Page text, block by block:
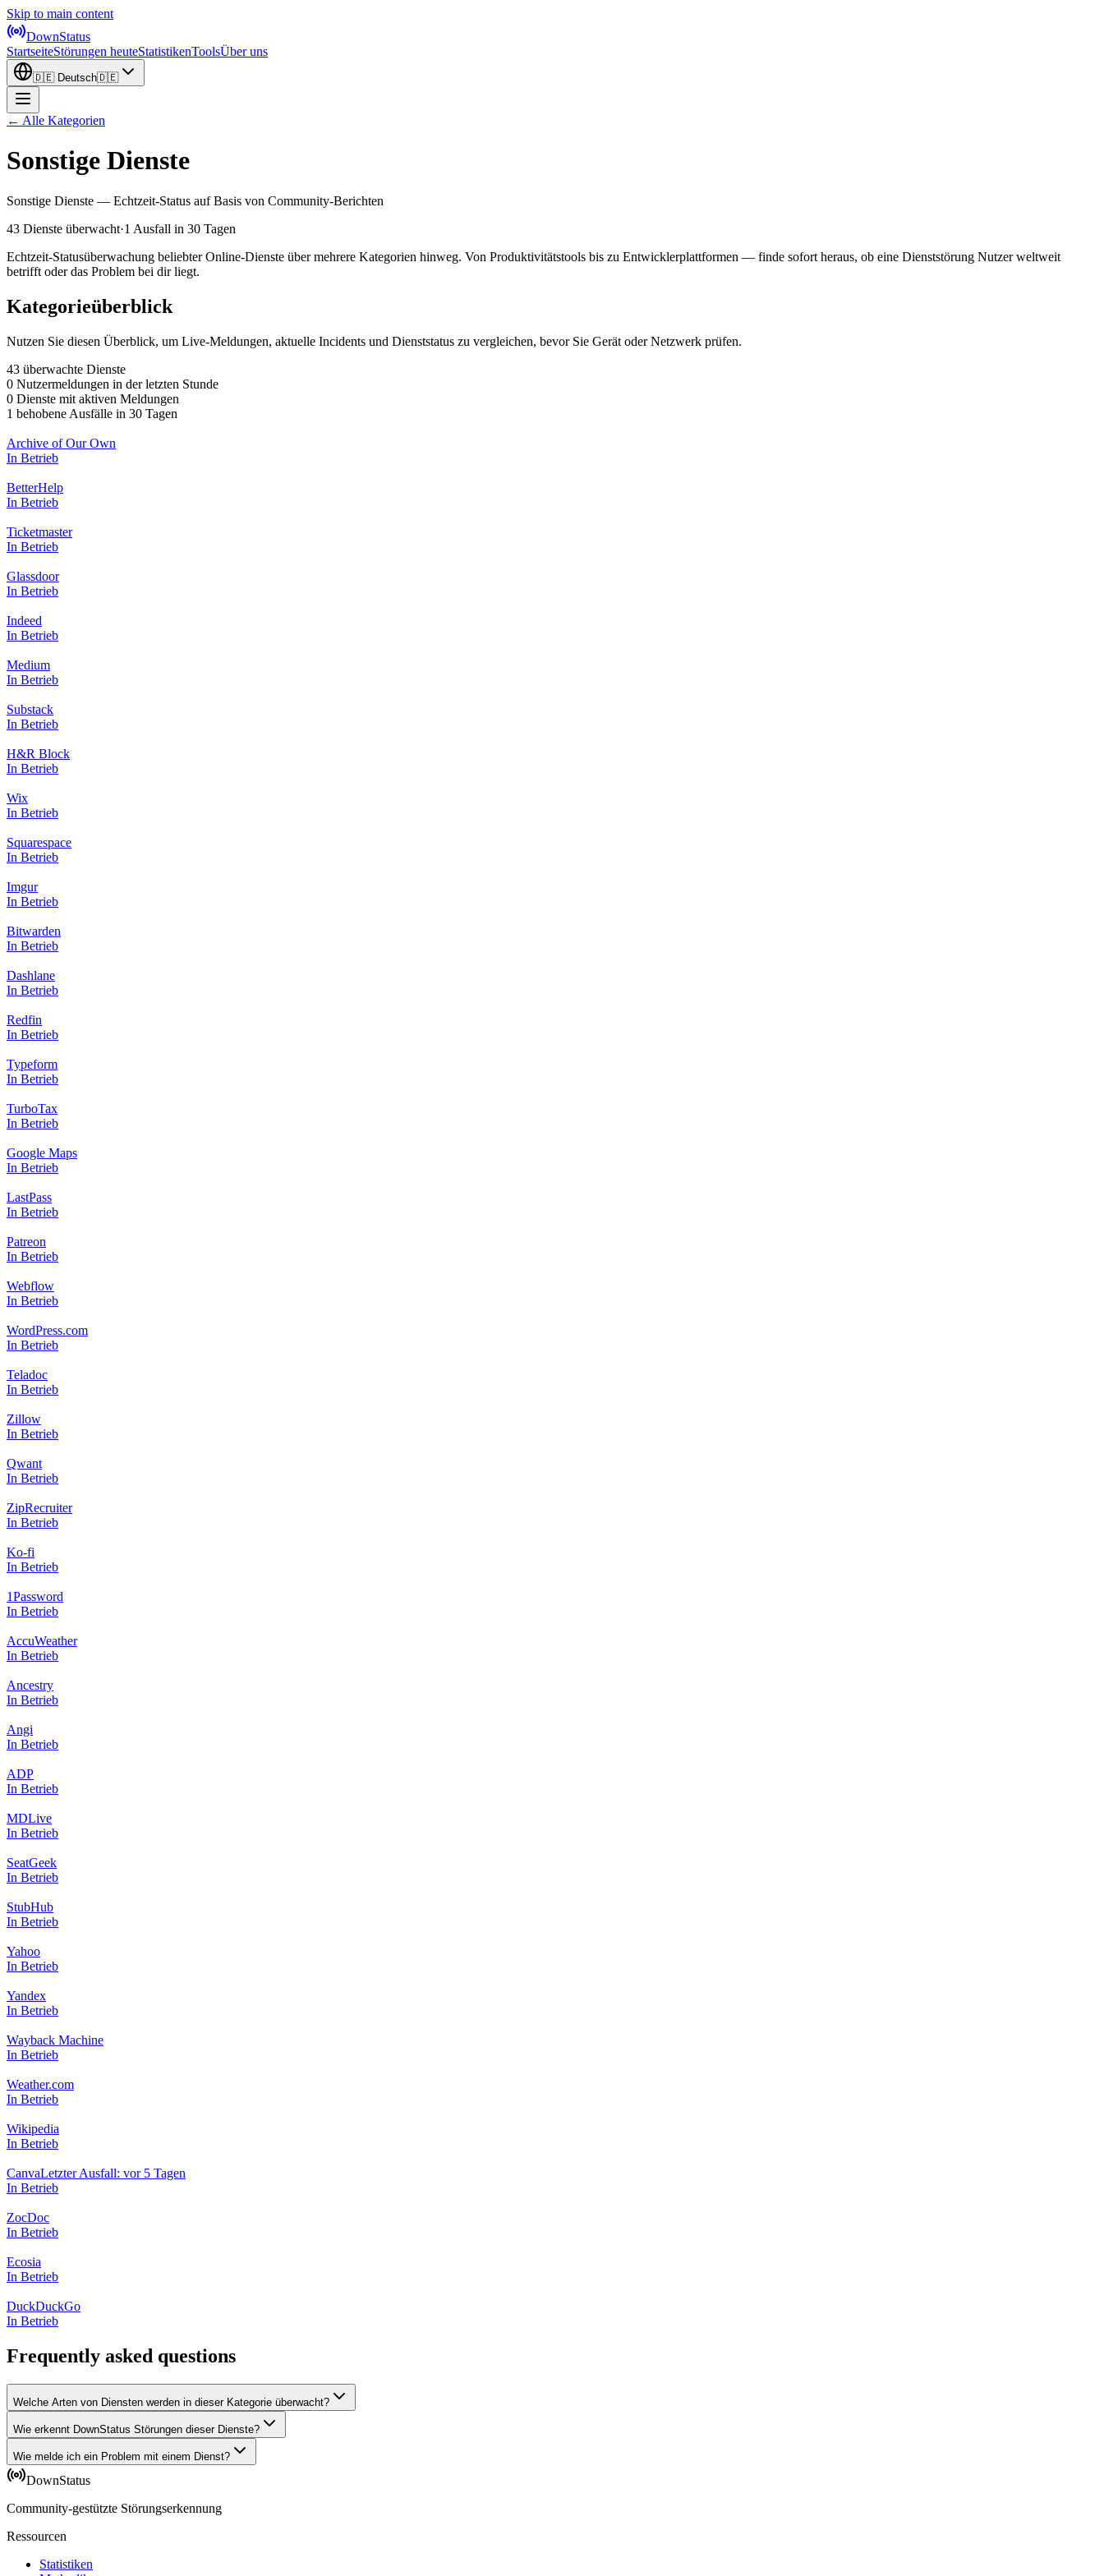
Skip to main content
DownStatus
StartseiteStörungen heuteStatistikenToolsÜber uns
🇩🇪 Deutsch🇩🇪
← Alle Kategorien
Sonstige Dienste
Sonstige Dienste — Echtzeit-Status auf Basis von Community-Berichten
43 Dienste überwacht·1 Ausfall in 30 Tagen
Echtzeit-Statusüberwachung beliebter Online-Dienste über mehrere Kategorien hinweg. Von Produktivitätstools bis zu Entwicklerplattformen — finde sofort heraus, ob eine Dienststörung Nutzer weltweit
betrifft oder das Problem bei dir liegt.
Kategorieüberblick
Nutzen Sie diesen Überblick, um Live-Meldungen, aktuelle Incidents und Dienststatus zu vergleichen, bevor Sie Gerät oder Netzwerk prüfen.
43 überwachte Dienste
0 Nutzermeldungen in der letzten Stunde
0 Dienste mit aktiven Meldungen
1 behobene Ausfälle in 30 Tagen
Archive of Our Own
In Betrieb
BetterHelp
In Betrieb
Ticketmaster
In Betrieb
Glassdoor
In Betrieb
Indeed
In Betrieb
Medium
In Betrieb
Substack
In Betrieb
H&R Block
In Betrieb
Wix
In Betrieb
Squarespace
In Betrieb
Imgur
In Betrieb
Bitwarden
In Betrieb
Dashlane
In Betrieb
Redfin
In Betrieb
Typeform
In Betrieb
TurboTax
In Betrieb
Google Maps
In Betrieb
LastPass
In Betrieb
Patreon
In Betrieb
Webflow
In Betrieb
WordPress.com
In Betrieb
Teladoc
In Betrieb
Zillow
In Betrieb
Qwant
In Betrieb
ZipRecruiter
In Betrieb
Ko-fi
In Betrieb
1Password
In Betrieb
AccuWeather
In Betrieb
Ancestry
In Betrieb
Angi
In Betrieb
ADP
In Betrieb
MDLive
In Betrieb
SeatGeek
In Betrieb
StubHub
In Betrieb
Yahoo
In Betrieb
Yandex
In Betrieb
Wayback Machine
In Betrieb
Weather.com
In Betrieb
Wikipedia
In Betrieb
CanvaLetzter Ausfall: vor 5 Tagen
In Betrieb
ZocDoc
In Betrieb
Ecosia
In Betrieb
DuckDuckGo
In Betrieb
Frequently asked questions
Welche Arten von Diensten werden in dieser Kategorie überwacht?
Wie erkennt DownStatus Störungen dieser Dienste?
Wie melde ich ein Problem mit einem Dienst?
DownStatus
Community-gestützte Störungserkennung
Ressourcen
Statistiken